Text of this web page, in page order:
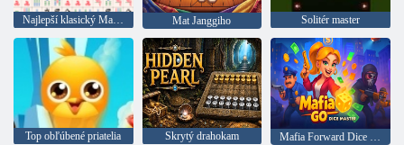
Najlepší klasický Mahjong Mat Janggiho Solitér master
Top obľúbené priatelia Skrytý drahokam Mafia Forward Dice Master